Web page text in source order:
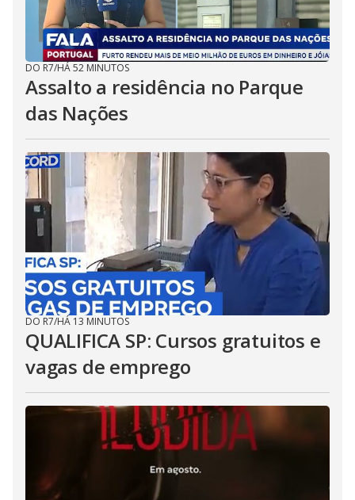
DO R7/HÁ 52 MINUTOS
Assalto a residência no Parque
das Nações
DO R7/HÁ 13 MINUTOS
QUALIFICA SP: Cursos gratuitos e
vagas de emprego